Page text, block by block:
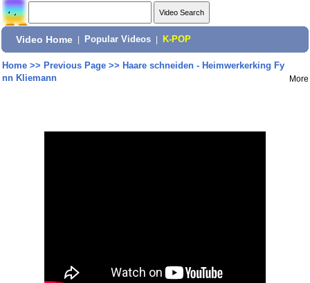
Video Home Popular Videos K-POP
Home>> Previous Page>> Haare schneiden - Heimwerkerking Fy
nn Kliemann
More